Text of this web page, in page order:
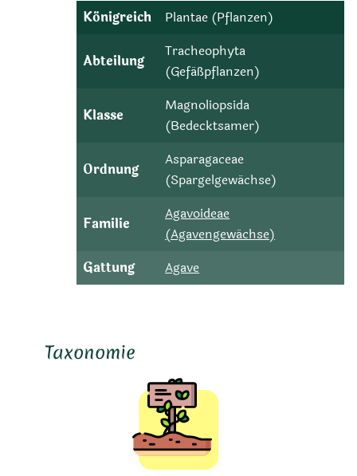
Königreich Plantae (Pflanzen)
Abteilung
Tracheophyta
(Gefäßpflanzen)
Klasse
Magnoliopsida
(Bedecktsamer)
Ordnung
Asparagaceae
(Spargelgewächse)
Familie
Agavoideae
(Agavengewächse)
Gattung
Agave
Taxonomie